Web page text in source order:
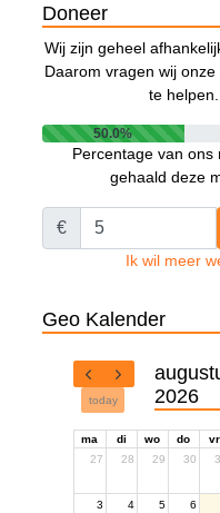
Doneer
Wij zijn geheel
Daarom vragen wij
te helpen.
50.0%
Percentage van ons
gehaald deze
€
Ik wil meer
Geo Kalender
today
2026
ma di wo do vr
27
28 29 30
3 4 5 6